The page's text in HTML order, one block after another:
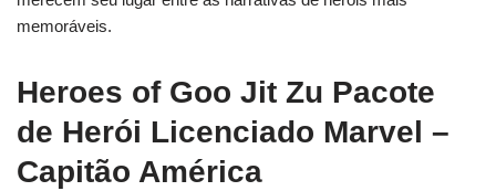
memoráveis.
Heroes of Goo Jit Zu Pacote
de Herói Licenciado Marvel –
Capitão América